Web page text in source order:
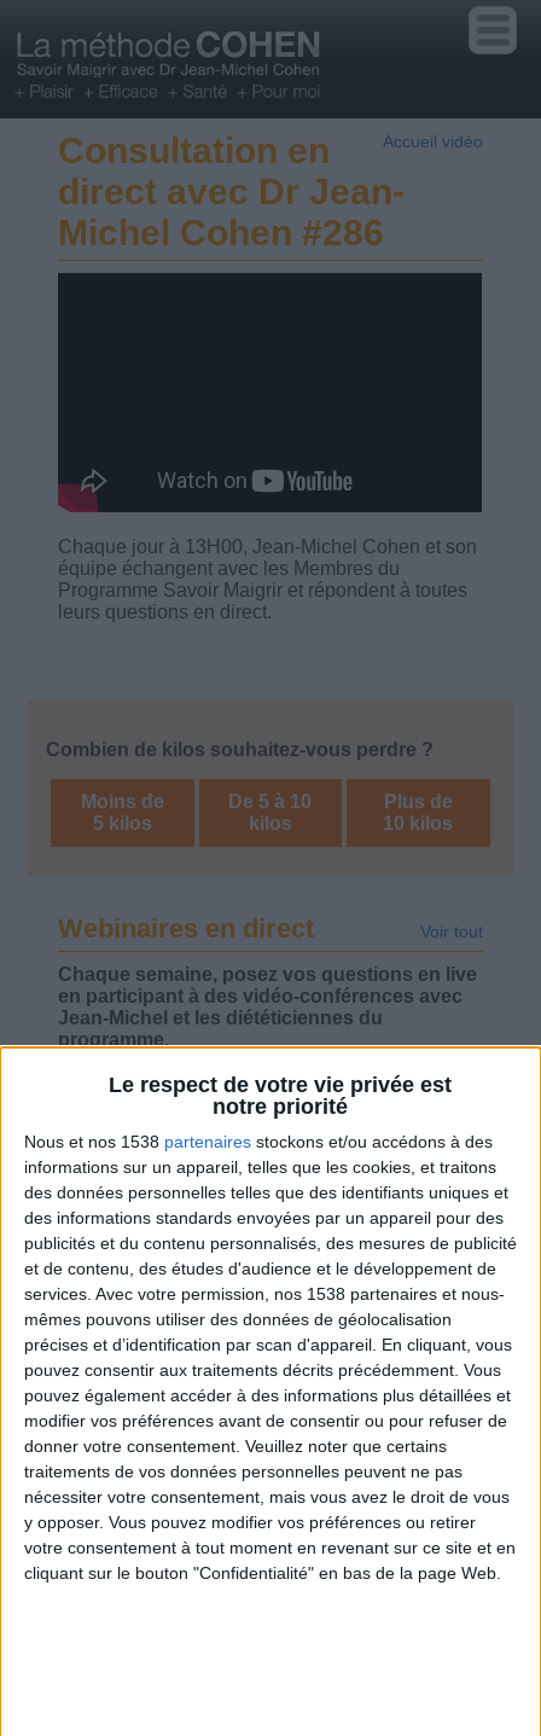
Le respect de votre vie privée est
notre priorité
Nous et nos 1538 partenaires stockons et/ou accédons à des
informations sur un appareil, telles que les cookies, et traitons
des données personnelles telles que des identifiants uniques et
des informations standards envoyées par un appareil pour des
publicités et du contenu personnalisés, des mesures de publicité
et de contenu, des études d'audience et le développement de
services. Avec votre permission, nos 1538 partenaires et nous-
mêmes pouvons utiliser des données de géolocalisation
précises et d’identification par scan d'appareil. En cliquant, vous
pouvez consentir aux traitements décrits précédemment. Vous
pouvez également accéder à des informations plus détaillées et
modifier vos préférences avant de consentir ou pour refuser de
donner votre consentement. Veuillez noter que certains
traitements de vos données personnelles peuvent ne pas
nécessiter votre consentement, mais vous avez le droit de vous
y opposer. Vous pouvez modifier vos préférences ou retirer
votre consentement à tout moment en revenant sur ce site et en
cliquant sur le bouton "Confidentialité" en bas de la page Web.
Accueil vidéo
Consultation en
direct avec Dr Jean-
Michel Cohen #286
Chaque jour à 13H00, Jean-Michel Cohen et son
équipe échangent avec les Membres du
Programme Savoir Maigrir et répondent à toutes
leurs questions en direct.
Combien de kilos souhaitez-vous perdre ?
Moins de
5 kilos
De 5 à 10
kilos
Plus de
10 kilos
Webinaires en direct Voir tout
Chaque semaine, posez vos questions en live
en participant à des vidéo-conférences avec
Jean-Michel et les diététiciennes du
programme.
Peut-on remplacer la viande par des féculents
? Consultation diététique du 05/08/2026